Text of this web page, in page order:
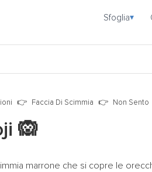
Sfoglia▾
Faccia Di Scimmia Non Sento
🙉
marrone che si copre le